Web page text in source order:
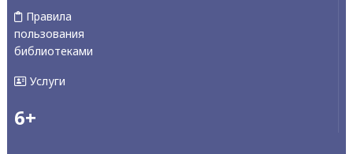
Правила
пользования
библиотеками
Услуги
6+